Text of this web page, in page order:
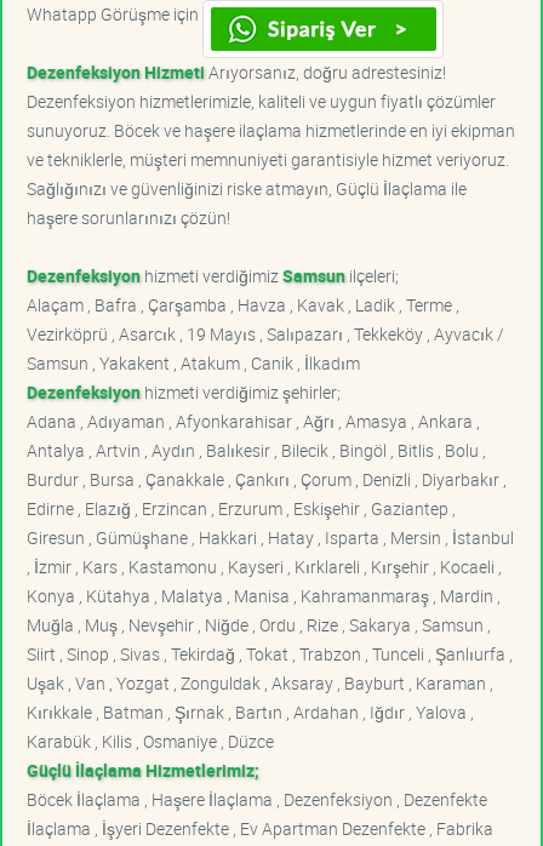
Whatapp Görüşme için
Dezenfeksiyon HizmetiArıyorsanız, doğru adrestesiniz!
Dezenfeksiyon hizmetlerimizle, kaliteli ve uygun fiyatlı çözümler
sunuyoruz. Böcek ve haşere ilaçlama hizmetlerinde en iyi ekipman
ve tekniklerle, müşteri memnuniyeti garantisiyle hizmet veriyoruz.
Sağlığınızı ve güvenliğinizi riske atmayın, Güçlü İlaçlama ile
haşere sorunlarınızı çözün!
Dezenfeksiyonhizmeti verdiğimiz Samsunilçeleri;
Alaçam , Bafra , Çarşamba , Havza , Kavak , Ladik , Terme ,
Vezirköprü , Asarcık , 19 Mayıs , Salıpazarı , Tekkeköy , Ayvacık /
Samsun , Yakakent , Atakum , Canik , İlkadım
Dezenfeksiyonhizmeti verdiğimiz şehirler;
Adana , Adıyaman , Afyonkarahisar , Ağrı , Amasya , Ankara ,
Antalya , Artvin , Aydın , Balıkesir , Bilecik , Bingöl , Bitlis , Bolu ,
Burdur , Bursa , Çanakkale , Çankırı , Çorum , Denizli , Diyarbakır ,
Edirne , Elazığ , Erzincan , Erzurum , Eskişehir , Gaziantep ,
Giresun , Gümüşhane , Hakkari , Hatay , Isparta , Mersin , İstanbul
, İzmir , Kars , Kastamonu , Kayseri , Kırklareli , Kırşehir , Kocaeli ,
Konya , Kütahya , Malatya , Manisa , Kahramanmaraş , Mardin ,
Muğla , Muş , Nevşehir , Niğde , Ordu , Rize , Sakarya , Samsun ,
Siirt , Sinop , Sivas , Tekirdağ , Tokat , Trabzon , Tunceli , Şanlıurfa ,
Uşak , Van , Yozgat , Zonguldak , Aksaray , Bayburt , Karaman ,
Kırıkkale , Batman , Şırnak , Bartın , Ardahan , Iğdır , Yalova ,
Karabük , Kilis , Osmaniye , Düzce
Güçlü İlaçlama Hizmetlerimiz;
Böcek İlaçlama , Haşere İlaçlama , Dezenfeksiyon , Dezenfekte
İlaçlama , İşyeri Dezenfekte , Ev Apartman Dezenfekte , Fabrika